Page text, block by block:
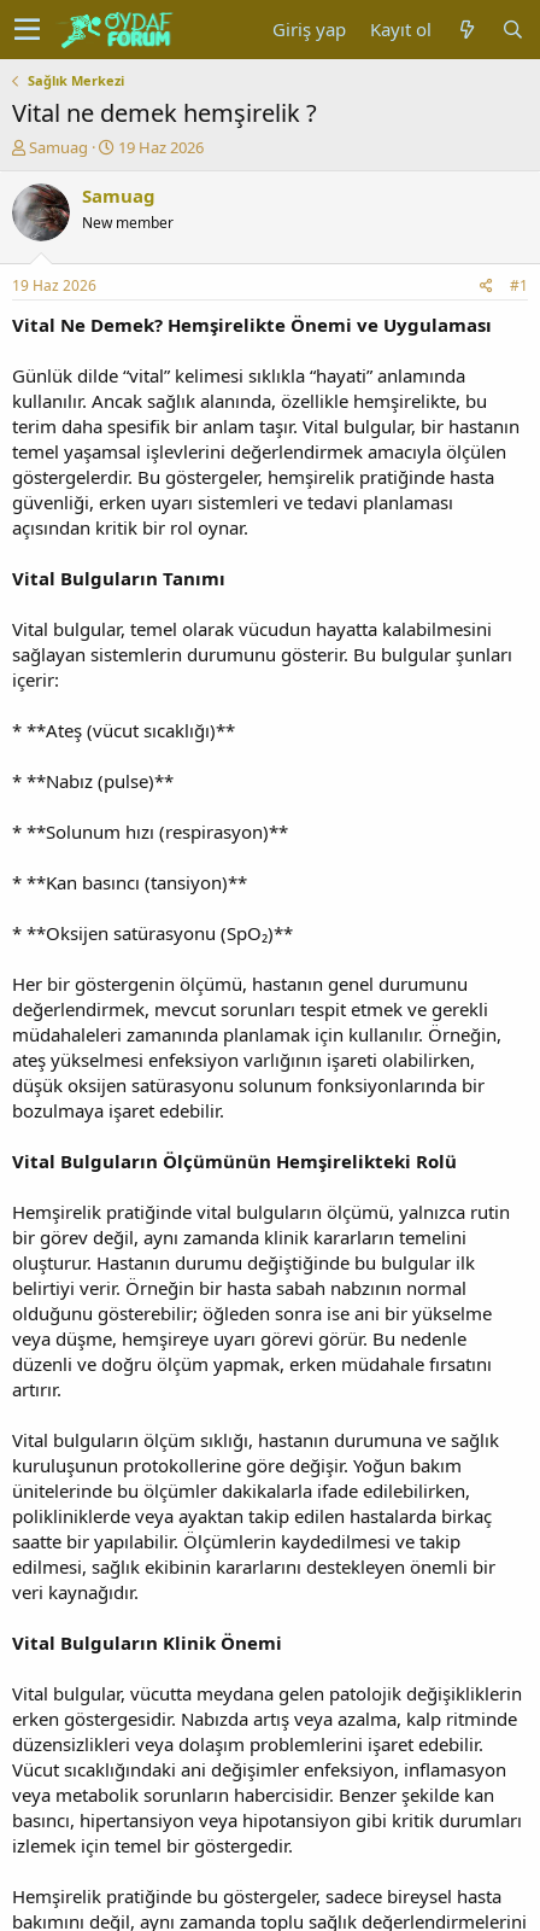
Giriş yap Kayıt ol
Sağlık Merkezi
Vital ne demek hemşirelik ?
K
n
u
y
b
a
ş
t
a
n
Samuag
B
ş
a
ç
r
i
h
i
19 Haz 2026
Samuag
New member
19 Haz 2026 #1
Vital Ne Demek? Hemşirelikte Önemi ve Uygulaması
Günlük dilde “vital” kelimesi sıklıkla “hayati” anlamında
kullanılır. Ancak sağlık alanında, özellikle hemşirelikte, bu
terim daha spesifik bir anlam taşır. Vital bulgular, bir hastanın
temel yaşamsal işlevlerini değerlendirmek amacıyla ölçülen
göstergelerdir. Bu göstergeler, hemşirelik pratiğinde hasta
güvenliği, erken uyarı sistemleri ve tedavi planlaması
açısından kritik bir rol oynar.
Vital Bulguların Tanımı
Vital bulgular, temel olarak vücudun hayatta kalabilmesini
sağlayan sistemlerin durumunu gösterir. Bu bulgular şunları
içerir:
* **Ateş (vücut sıcaklığı)**
* **Nabız (pulse)**
* **Solunum hızı (respirasyon)**
* **Kan basıncı (tansiyon)**
* **Oksijen satürasyonu (SpO₂)**
Her bir göstergenin ölçümü, hastanın genel durumunu
değerlendirmek, mevcut sorunları tespit etmek ve gerekli
müdahaleleri zamanında planlamak için kullanılır. Örneğin,
ateş yükselmesi enfeksiyon varlığının işareti olabilirken,
düşük oksijen satürasyonu solunum fonksiyonlarında bir
bozulmaya işaret edebilir.
Vital Bulguların Ölçümünün Hemşirelikteki Rolü
Hemşirelik pratiğinde vital bulguların ölçümü, yalnızca rutin
bir görev değil, aynı zamanda klinik kararların temelini
oluşturur. Hastanın durumu değiştiğinde bu bulgular ilk
belirtiyi verir. Örneğin bir hasta sabah nabzının normal
olduğunu gösterebilir; öğleden sonra ise ani bir yükselme
veya düşme, hemşireye uyarı görevi görür. Bu nedenle
düzenli ve doğru ölçüm yapmak, erken müdahale fırsatını
artırır.
Vital bulguların ölçüm sıklığı, hastanın durumuna ve sağlık
kuruluşunun protokollerine göre değişir. Yoğun bakım
ünitelerinde bu ölçümler dakikalarla ifade edilebilirken,
polikliniklerde veya ayaktan takip edilen hastalarda birkaç
saatte bir yapılabilir. Ölçümlerin kaydedilmesi ve takip
edilmesi, sağlık ekibinin kararlarını destekleyen önemli bir
veri kaynağıdır.
Vital Bulguların Klinik Önemi
Vital bulgular, vücutta meydana gelen patolojik değişikliklerin
erken göstergesidir. Nabızda artış veya azalma, kalp ritminde
düzensizlikleri veya dolaşım problemlerini işaret edebilir.
Vücut sıcaklığındaki ani değişimler enfeksiyon, inflamasyon
veya metabolik sorunların habercisidir. Benzer şekilde kan
basıncı, hipertansiyon veya hipotansiyon gibi kritik durumları
izlemek için temel bir göstergedir.
Hemşirelik pratiğinde bu göstergeler, sadece bireysel hasta
bakımını değil, aynı zamanda toplu sağlık değerlendirmelerini